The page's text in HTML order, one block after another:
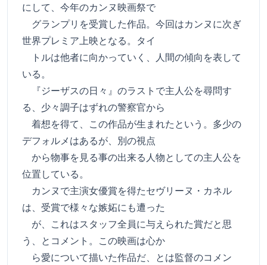
にして、今年のカンヌ映画祭で
グランプリを受賞した作品。今回はカンヌに次ぎ
世界プレミア上映となる。タイ
トルは他者に向かっていく、人間の傾向を表して
いる。
『ジーザスの日々』のラストで主人公を尋問す
る、少々調子はずれの警察官から
着想を得て、この作品が生まれたという。多少の
デフォルメはあるが、別の視点
から物事を見る事の出来る人物としての主人公を
位置している。
カンヌで主演女優賞を得たセヴリーヌ・カネル
は、受賞で様々な嫉妬にも遭った
が、これはスタッフ全員に与えられた賞だと思
う、とコメント。この映画は心か
ら愛について描いた作品だ、とは監督のコメン